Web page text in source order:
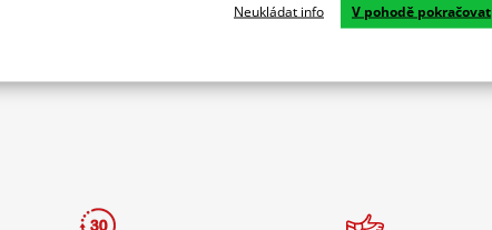
Neukládat info V pohodě pokračovat